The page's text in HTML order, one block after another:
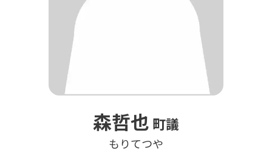
森哲也 町議
もりてつや